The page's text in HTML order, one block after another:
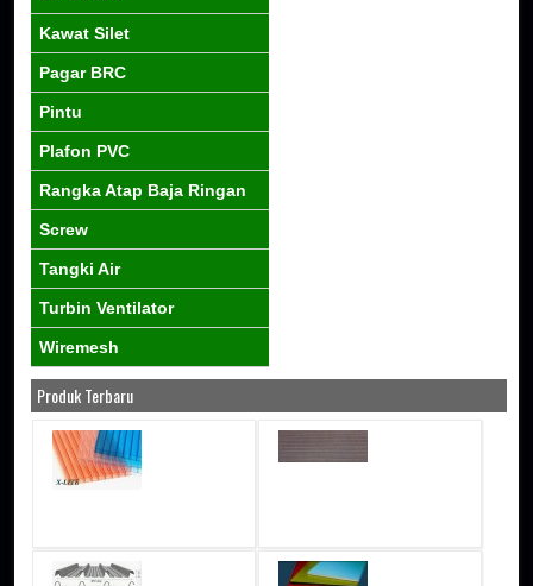
Kawat Silet
Pagar BRC
Pintu
Plafon PVC
Rangka Atap Baja Ringan
Screw
Tangki Air
Turbin Ventilator
Wiremesh
Produk Terbaru